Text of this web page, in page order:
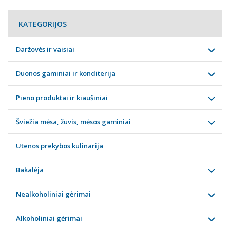
KATEGORIJOS
Daržovės ir vaisiai
Duonos gaminiai ir konditerija
Pieno produktai ir kiaušiniai
Šviežia mėsa, žuvis, mėsos gaminiai
Utenos prekybos kulinarija
Bakalėja
Nealkoholiniai gėrimai
Alkoholiniai gėrimai